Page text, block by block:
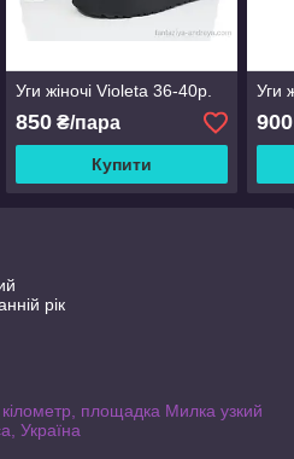
Уги жіночі Violeta 36-40р.
850₴/пара
Купити
Уги
900
рік
площадка Милка узкий
Україна